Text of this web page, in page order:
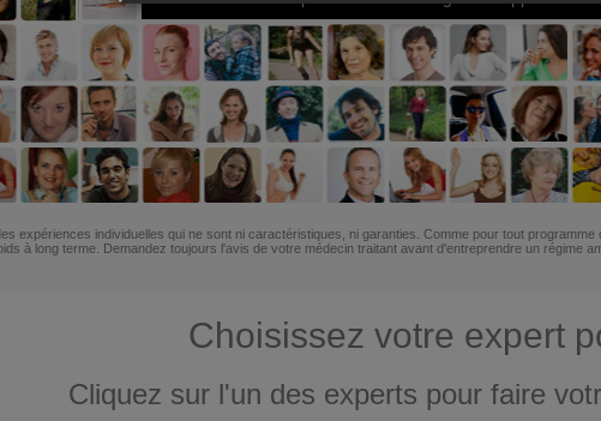
expériences individuelles qui ne sont ni caractéristiques, ni garanties. Comme pour tout
à long terme. Demandez toujours l'avis de votre médecin traitant avant d'entreprendre un régime
Choisissez votre expert
Cliquez sur l'un des experts pour faire